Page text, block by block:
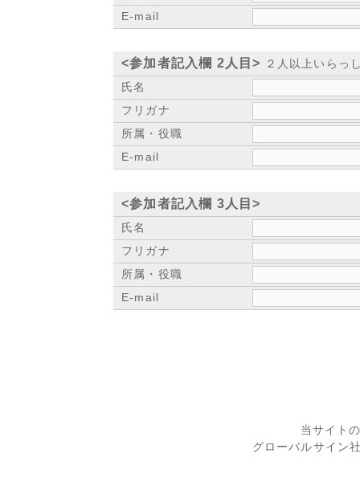
E-mail
<参加者記入欄 2人目> ２人以上いらっ
氏名
フリガナ
所属・役職
E-mail
<参加者記入欄 3人目>
氏名
フリガナ
所属・役職
E-mail
当サイト
グローバルサイン